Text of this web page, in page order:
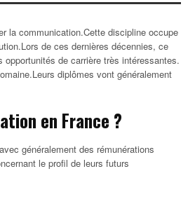
la communication.Cette discipline occupe
Lors de ces dernières décennies, ce
opportunités de carrière très intéressantes.
diplômes vont généralement
en France ?
généralement des rémunérations
le profil de leurs futurs